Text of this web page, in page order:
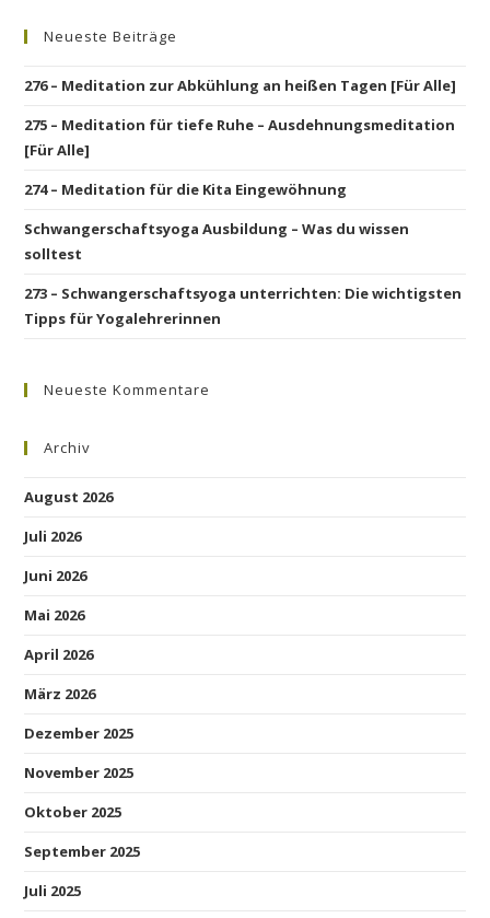
Neueste Beiträge
276 – Meditation zur Abkühlung an heißen Tagen [Für Alle]
275 – Meditation für tiefe Ruhe – Ausdehnungsmeditation
[Für Alle]
274 – Meditation für die Kita Eingewöhnung
Schwangerschaftsyoga Ausbildung – Was du wissen
solltest
273 – Schwangerschaftsyoga unterrichten: Die wichtigsten
Tipps für Yogalehrerinnen
Neueste Kommentare
Archiv
August 2026
Juli 2026
Juni 2026
Mai 2026
April 2026
März 2026
Dezember 2025
November 2025
Oktober 2025
September 2025
Juli 2025